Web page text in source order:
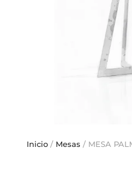
Inicio / Mesas / MESA